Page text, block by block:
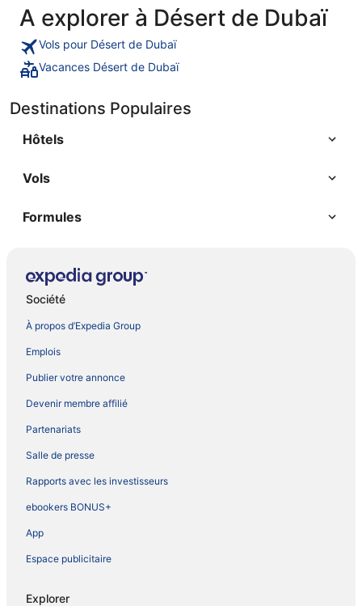
A explorer à Désert de Dubaï
Vols pour Désert de Dubaï
Vacances Désert de Dubaï
Destinations Populaires
Hôtels
Vols
Formules
Société
À propos d’Expedia Group
Emplois
Publier votre annonce
Devenir membre affilié
Partenariats
Salle de presse
Rapports avec les investisseurs
ebookers BONUS+
App
Espace publicitaire
Explorer